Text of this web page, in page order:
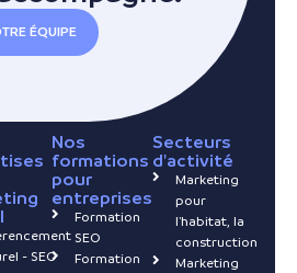
ÉQUIPE
- SEO
Nos
formations
pour
entreprises
Formation
SEO
Formation
Secteurs
d'activité
Marketing
pour
l'habitat, la
construction
Marketing